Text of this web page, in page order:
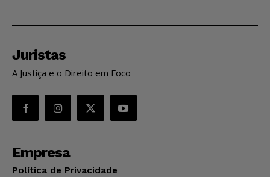
Juristas
A Justiça e o Direito em Foco
Empresa
Política de Privacidade